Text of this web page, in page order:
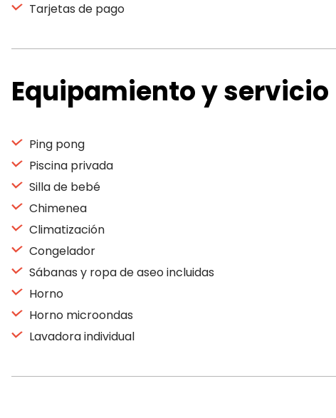
Tarjetas de pago
Equipamiento y servicio
Ping pong
Piscina privada
Silla de bebé
Chimenea
Climatización
Congelador
Sábanas y ropa de aseo incluidas
Horno
Horno microondas
Lavadora individual